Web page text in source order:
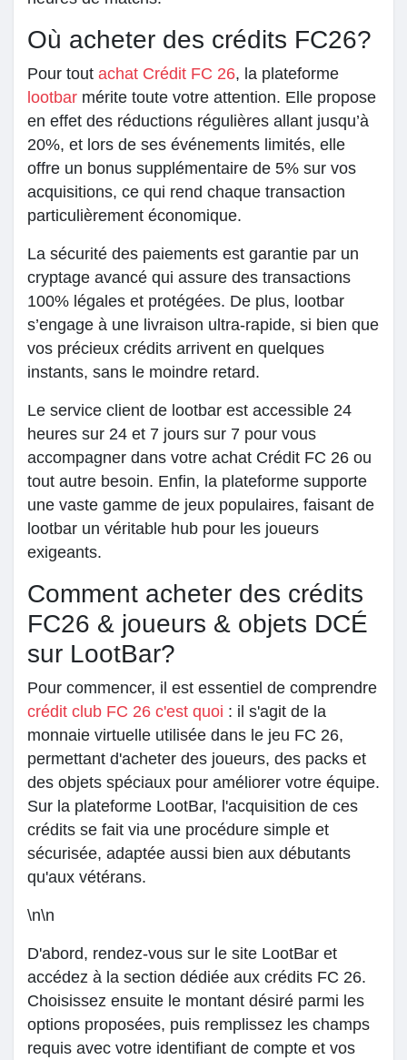
Où acheter des crédits FC26?
Pour tout achat Crédit FC 26, la plateforme
lootbar mérite toute votre attention. Elle propose
en effet des réductions régulières allant jusqu’à
20%, et lors de ses événements limités, elle
offre un bonus supplémentaire de 5% sur vos
acquisitions, ce qui rend chaque transaction
particulièrement économique.
La sécurité des paiements est garantie par un
cryptage avancé qui assure des transactions
100% légales et protégées. De plus, lootbar
s’engage à une livraison ultra-rapide, si bien que
vos précieux crédits arrivent en quelques
instants, sans le moindre retard.
Le service client de lootbar est accessible 24
heures sur 24 et 7 jours sur 7 pour vous
accompagner dans votre achat Crédit FC 26 ou
tout autre besoin. Enfin, la plateforme supporte
une vaste gamme de jeux populaires, faisant de
lootbar un véritable hub pour les joueurs
exigeants.
Comment acheter des crédits
FC26 & joueurs & objets DCÉ
sur LootBar?
Pour commencer, il est essentiel de comprendre
crédit club FC 26 c'est quoi : il s'agit de la
monnaie virtuelle utilisée dans le jeu FC 26,
permettant d'acheter des joueurs, des packs et
des objets spéciaux pour améliorer votre équipe.
Sur la plateforme LootBar, l'acquisition de ces
crédits se fait via une procédure simple et
sécurisée, adaptée aussi bien aux débutants
qu'aux vétérans.
\n\n
D'abord, rendez-vous sur le site LootBar et
accédez à la section dédiée aux crédits FC 26.
Choisissez ensuite le montant désiré parmi les
options proposées, puis remplissez les champs
requis avec votre identifiant de compte et vos